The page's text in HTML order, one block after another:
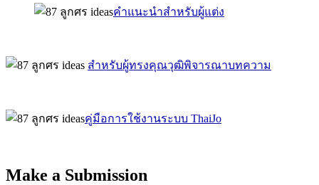
คำแนะนำสำหรับผู้แต่ง
สำหรับผู้ทรงคุณวุฒิพิจารณาบทความ
คู่มือการใช้งานระบบ ThaiJo
Make a Submission